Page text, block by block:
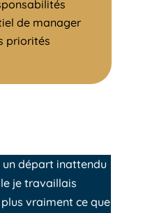
de manager
priorités
un départ inattendu
je travaillais
vraiment ce que